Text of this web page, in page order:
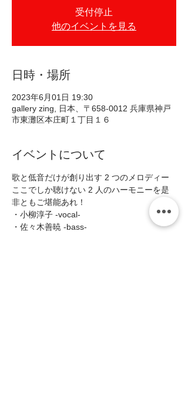
受付停止
他のイベントを見る
日時・場所
2023年6月01日 19:30
gallery zing, 日本、〒658-0012 兵庫県神戸
市東灘区本庄町１丁目１６
イベントについて
歌と低音だけが創り出す 2 つのメロディー
ここでしか聴けない 2 人のハーモニーを是
非ともご堪能あれ！
・小柳淳子 -vocal-
・佐々木善暁 -bass-